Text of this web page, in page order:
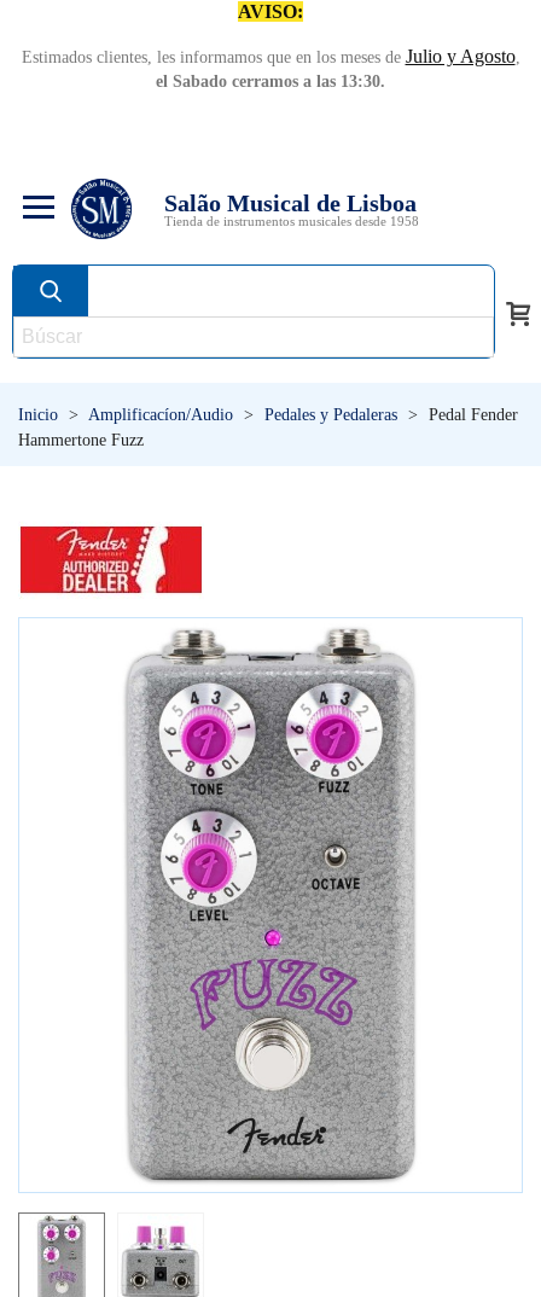
AVISO:
Estimados clientes, les informamos que en los meses de Julio y Agosto,
el Sabado cerramos a las 13:30.
Salão Musical de Lisboa
Tienda de instrumentos musicales desde 1958
Inicio > Amplificacíon/Audio > Pedales y Pedaleras >
Pedal Fender
Hammertone Fuzz